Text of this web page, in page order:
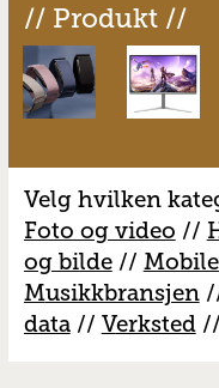
// Produkt //
Velg hvilken
Foto og video //
og bilde//
Musikkbransjen
data// Verksted//